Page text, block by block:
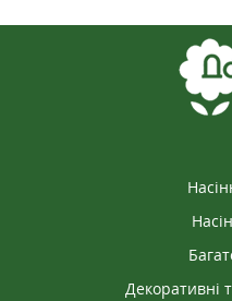
Декоративні